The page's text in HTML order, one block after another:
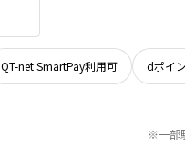
QT-net SmartPay利用可 dポイ
※一部